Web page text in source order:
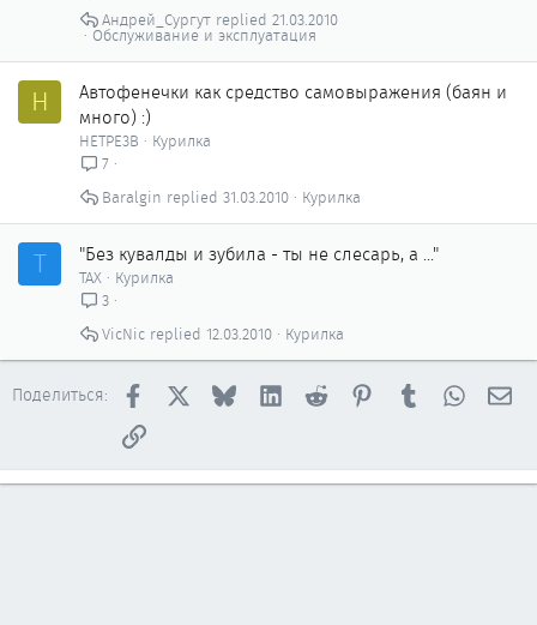
Обслуживание и эксплуатация
21.03.2010
Андрей_Сургут
H
Автофенечки как сpедство самовыражения (баян и
много) :)
HETPE3B
Курилка
7
Курилка
31.03.2010
Baralgin
Т "Без кувалды и зубила - ты не слесарь, а ..."
ТАХ
Курилка
3
Курилка
12.03.2010
VicNic
Поделиться: Facebook BlueskyLinkedInReddit PinterestTumblr
Ссылка